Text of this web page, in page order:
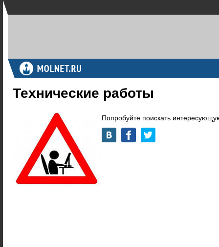
Технические работы
Попробуйте поискать